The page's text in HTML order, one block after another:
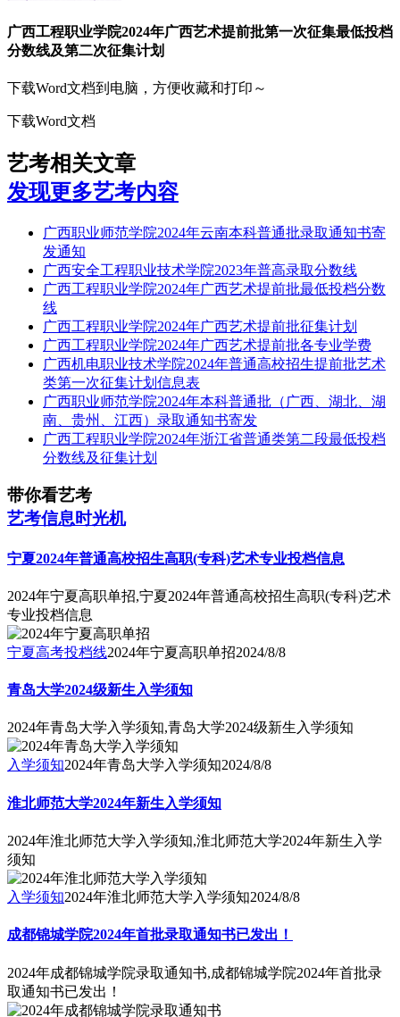
广西工程职业学院2024年广西艺术提前批第一次征集最低投档
分数线及第二次征集计划
下载Word文档到电脑，方便收藏和打印～
下载Word文档
艺考相关文章
发现更多艺考内容
广西职业师范学院2024年云南本科普通批录取通知书寄
发通知
广西安全工程职业技术学院2023年普高录取分数线
广西工程职业学院2024年广西艺术提前批最低投档分数
线
广西工程职业学院2024年广西艺术提前批征集计划
广西工程职业学院2024年广西艺术提前批各专业学费
广西机电职业技术学院2024年普通高校招生提前批艺术
类第一次征集计划信息表
广西职业师范学院2024年本科普通批（广西、湖北、湖
南、贵州、江西）录取通知书寄发
广西工程职业学院2024年浙江省普通类第二段最低投档
分数线及征集计划
带你看艺考
艺考信息时光机
宁夏2024年普通高校招生高职(专科)艺术专业投档信息
2024年宁夏高职单招,宁夏2024年普通高校招生高职(专科)艺术
专业投档信息
宁夏高考投档线2024年宁夏高职单招2024/8/8
青岛大学2024级新生入学须知
2024年青岛大学入学须知,青岛大学2024级新生入学须知
入学须知2024年青岛大学入学须知2024/8/8
淮北师范大学2024年新生入学须知
2024年淮北师范大学入学须知,淮北师范大学2024年新生入学
须知
入学须知2024年淮北师范大学入学须知2024/8/8
成都锦城学院2024年首批录取通知书已发出！
2024年成都锦城学院录取通知书,成都锦城学院2024年首批录
取通知书已发出！